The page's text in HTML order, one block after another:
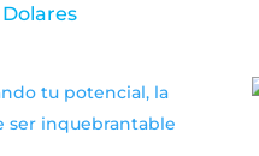
Dolares